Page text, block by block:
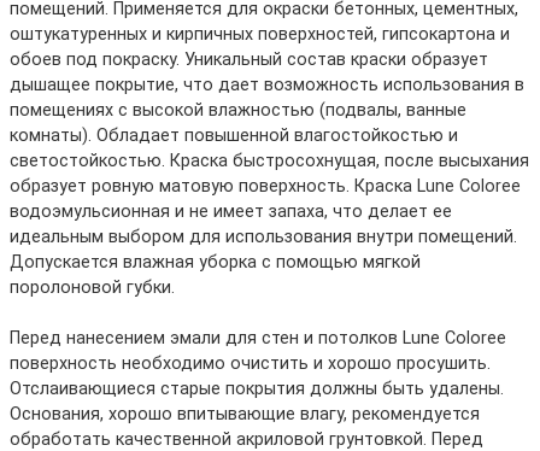
помещений. Применяется для окраски бетонных, цементных,
оштукатуренных и кирпичных поверхностей, гипсокартона и
обоев под покраску. Уникальный состав краски образует
дышащее покрытие, что дает возможность использования в
помещениях с высокой влажностью (подвалы, ванные
комнаты). Обладает повышенной влагостойкостью и
светостойкостью. Краска быстросохнущая, после высыхания
образует ровную матовую поверхность. Краска Lune Coloree
водоэмульсионная и не имеет запаха, что делает ее
идеальным выбором для использования внутри помещений.
Допускается влажная уборка с помощью мягкой
поролоновой губки.
Перед нанесением эмали для стен и потолков Lune Coloree
поверхность необходимо очистить и хорошо просушить.
Отслаивающиеся старые покрытия должны быть удалены.
Основания, хорошо впитывающие влагу, рекомендуется
обработать качественной акриловой грунтовкой. Перед